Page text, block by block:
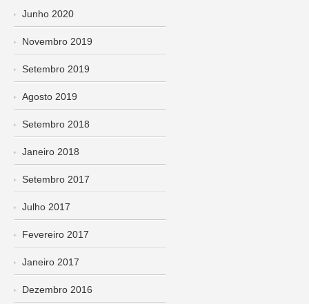
Junho 2020
Novembro 2019
Setembro 2019
Agosto 2019
Setembro 2018
Janeiro 2018
Setembro 2017
Julho 2017
Fevereiro 2017
Janeiro 2017
Dezembro 2016